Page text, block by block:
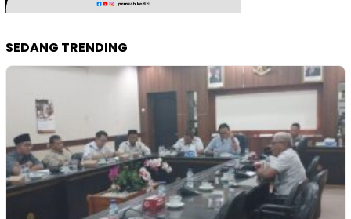
SEDANG TRENDING